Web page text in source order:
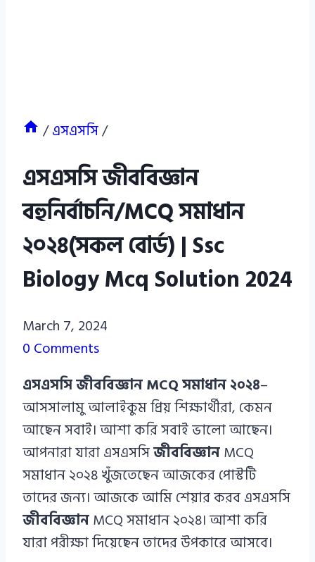
/এসএসসি/
এসএসসি জীববিজ্ঞান
বহুনির্বাচনি/MCQ সমাধান
২০২৪(সকল বোর্ড) | Ssc
Biology Mcq Solution 2024
Azizul
Haque
Haque
March 7, 2024
0 Comments
এসএসসি জীববিজ্ঞান MCQ সমাধান ২০২৪–
আসসালামু আলাইকুম প্রিয় শিক্ষার্থীরা, কেমন
আছেন সবাই। আশা করি সবাই ভালো আছেন।
আপনারা যারা এসএসসিজীববিজ্ঞানMCQ
সমাধান ২০২৪ খুঁজতেছেন আজকের পোস্টটি
তাদের জন্য। আজকে আমি শেয়ার করব এসএসসি
জীববিজ্ঞানMCQ সমাধান ২০২৪। আশা করি
যারা পরীক্ষা দিয়েছেন তাদের উপকারে আসবে।